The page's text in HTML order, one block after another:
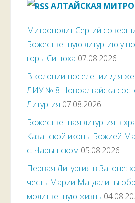
АЛТАЙСКАЯ
Митрополит Сергий
Божественную литургию у
горы Синюха 07.08.2026
В колонии-поселении для
ЛИУ № 8 Новоалтайска
Литургия 07.08.2026
Божественная литургия в
Казанской иконы Божией
с. Чарышском 05.08.2026
Первая Литургия в Затоне:
честь Марии Магдалины
молитвенную жизнь